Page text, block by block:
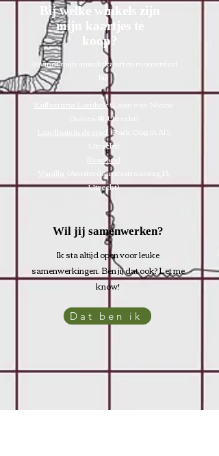
Bij welke winkels zijn
mijn kaartjes te
koop?
Je vindt mijn ansichtkaarten momenteel
bij:
Kaffeetaria Lombok(Laan van Nieuw
Guinea 141, Utrecht)
Landhuis in de stad (Park Oog in Al 1,
Utrecht)
Rose and
Vanilla
(Amsterdamstestraatweg 13,
Utrecht)
Ik sta altijd open voor leuke
samenwerkingen. Ben jij dat ook? Let me
know!
Wil jij samenwerken?
Dat ben ik